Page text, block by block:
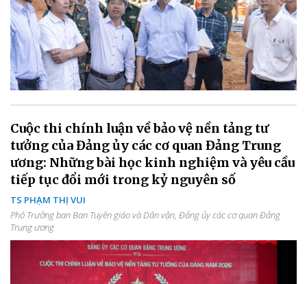
Cuộc thi chính luận về bảo vệ nền tảng tư
tưởng của Đảng ủy các cơ quan Đảng Trung
ương: Những bài học kinh nghiệm và yêu cầu
tiếp tục đổi mới trong kỷ nguyên số
TS PHẠM THỊ VUI
Phó Trưởng ban Ban Tuyên giáo và Dân vận, Đảng ủy các cơ quan Đảng
Trung ương